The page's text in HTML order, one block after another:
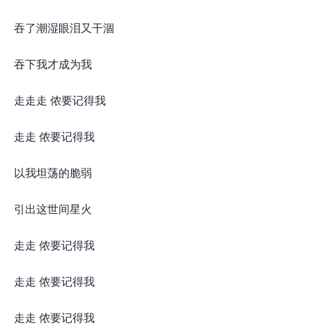
吞了潮湿眼泪又干涸
吞下我才成为我
走走走 侬要记得我
走走 侬要记得我
以我坦荡的脆弱
引出这世间星火
走走 侬要记得我
走走 侬要记得我
走走 侬要记得我